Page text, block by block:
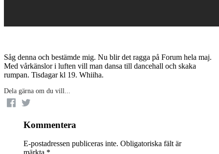
Såg denna och bestämde mig. Nu blir det ragga på Forum hela maj.
Med vårkänslor i luften vill man dansa till dancehall och skaka
rumpan. Tisdagar kl 19. Whiiha.
Dela gärna om du vill...
Kommentera
E-postadressen publiceras inte. Obligatoriska fält är